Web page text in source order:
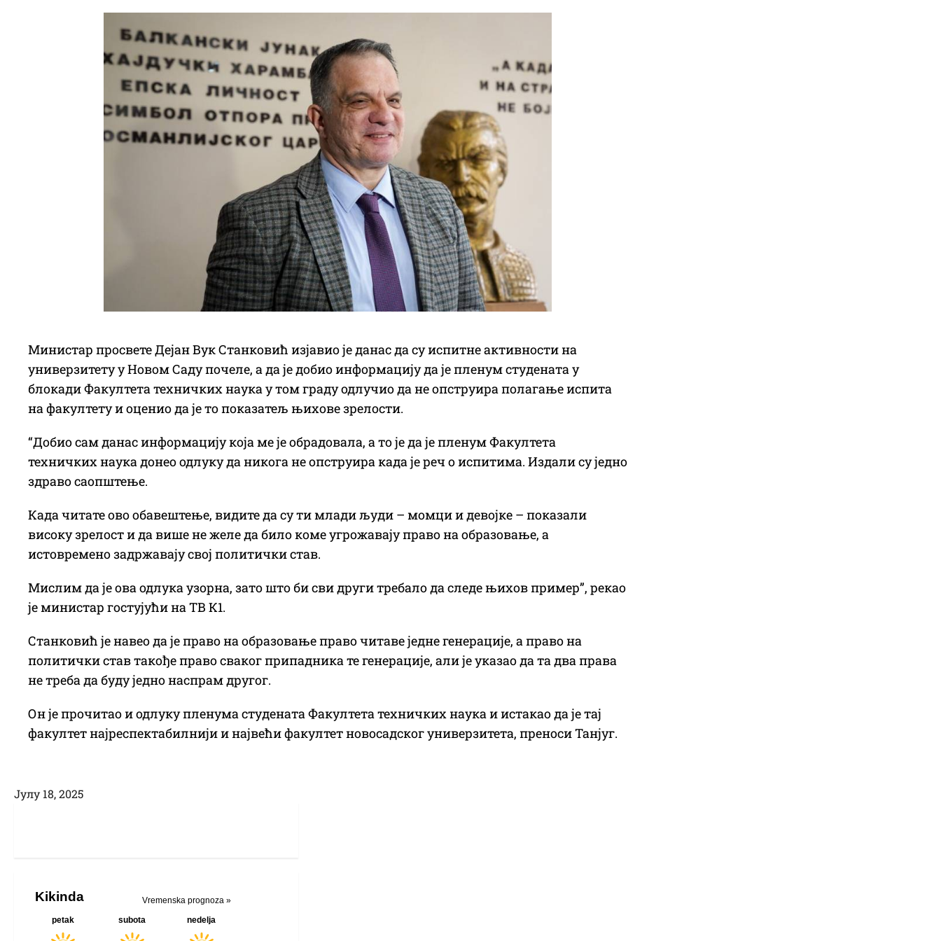
Министар просвете Дејан Вук Станковић изјавио је данас да су испитне активности на
универзитету у Новом Саду почеле, а да је добио информацију да је пленум студената у
блокади Факултета техничких наука у том граду одлучио да не опструира полагање испита
на факултету и оценио да је то показатељ њихове зрелости.
“Добио сам данас информацију која ме је обрадовала, а то је да је пленум Факултета
техничких наука донео одлуку да никога не опструира када је реч о испитима. Издали су једно
здраво саопштење.
Када читате ово обавештење, видите да су ти млади људи – момци и девојке – показали
високу зрелост и да више не желе да било коме угрожавају право на образовање, а
истовремено задржавају свој политички став.
Мислим да је ова одлука узорна, зато што би сви други требало да следе њихов пример”, рекао
је министар гостујући на ТВ К1.
Станковић је навео да је право на образовање право читаве једне генерације, а право на
политички став такође право сваког припадника те генерације, али је указао да та два права
не треба да буду једно наспрам другог.
Он је прочитао и одлуку пленума студената Факултета техничких наука и истакао да је тај
факултет најреспектабилнији и највећи факултет новосадског универзитета, преноси Танјуг.
Јулy 18, 2025